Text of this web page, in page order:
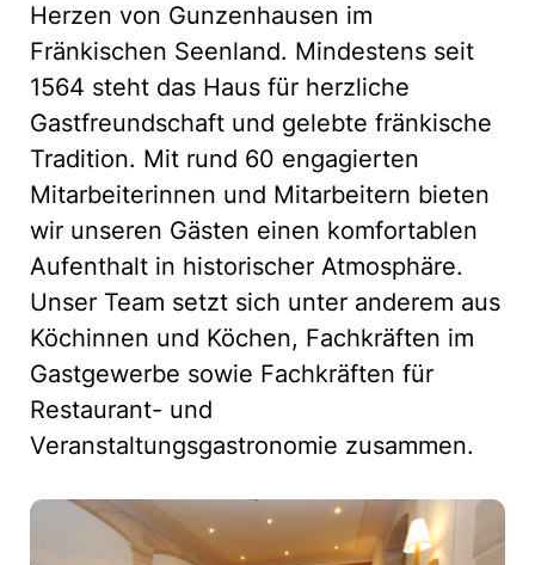
Herzen von Gunzenhausen im
Fränkischen Seenland. Mindestens seit
1564 steht das Haus für herzliche
Gastfreundschaft und gelebte fränkische
Tradition. Mit rund 60 engagierten
Mitarbeiterinnen und Mitarbeitern bieten
wir unseren Gästen einen komfortablen
Aufenthalt in historischer Atmosphäre.
Unser Team setzt sich unter anderem aus
Köchinnen und Köchen, Fachkräften im
Gastgewerbe sowie Fachkräften für
Restaurant- und
Veranstaltungsgastronomie zusammen.